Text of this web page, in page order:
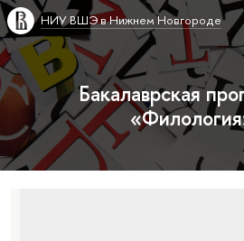
НИУ ВШЭ в Нижнем Новгороде
Бакалаврская